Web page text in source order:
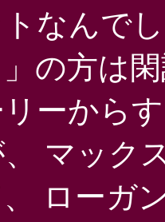
なんで
」の方は
ーから
、 マック
ローガ